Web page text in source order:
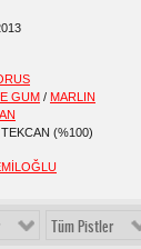
GUM / MARLIN
(%100)
Tüm Pistler